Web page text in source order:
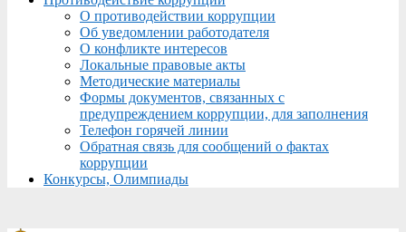
О противодействии коррупции
Об уведомлении работодателя
О конфликте интересов
Локальные правовые акты
Методические материалы
Формы документов, связанных с
предупреждением коррупции, для заполнения
Телефон горячей линии
Обратная связь для сообщений о фактах
коррупции
Конкурсы, Олимпиады